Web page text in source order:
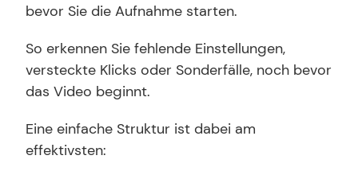
bevor Sie die Aufnahme starten.
So erkennen Sie fehlende Einstellungen,
versteckte Klicks oder Sonderfälle, noch bevor
das Video beginnt.
Eine einfache Struktur ist dabei am
effektivsten: